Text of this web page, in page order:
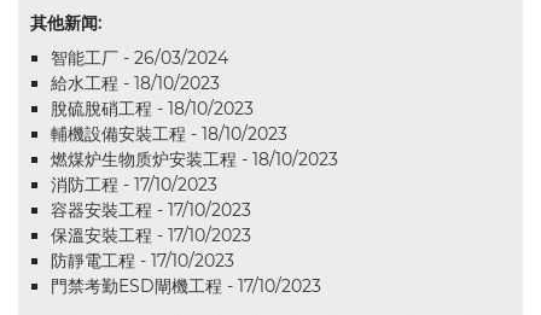
其他新闻:
智能工厂 - 26/03/2024
給水工程 - 18/10/2023
脫硫脫硝工程 - 18/10/2023
輔機設備安裝工程 - 18/10/2023
燃煤炉生物质炉安装工程 - 18/10/2023
消防工程 - 17/10/2023
容器安裝工程 - 17/10/2023
保溫安裝工程 - 17/10/2023
防靜電工程 - 17/10/2023
門禁考勤ESD閘機工程 - 17/10/2023